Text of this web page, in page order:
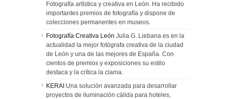
Fotografía artística y creativa en León. Ha recibido
importantes premios de fotografía y dispone de
colecciones permanentes en museos.
Fotografía Creativa León Julia G. Liebana es en la
actualidad la mejor fotógrafa creativa de la ciudad
de León y una de las mejores de España. Con
cientos de premios y exposiciones su estilo
destaca y la crítica la clama.
KERAI Una solución avanzada para desarrollar
proyectos de iluminación cálida para hoteles,